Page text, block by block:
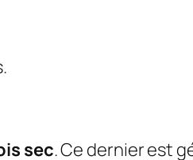
sec. Ce dernier est